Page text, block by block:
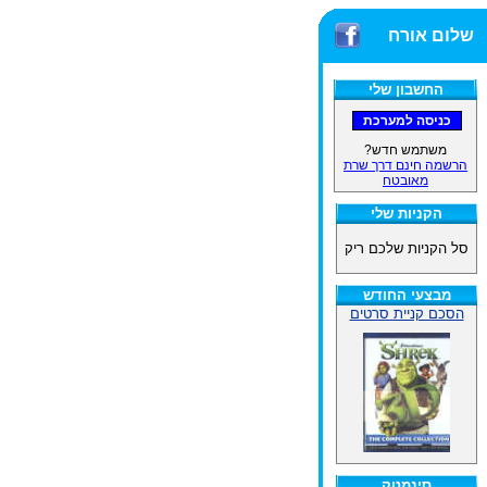
שלום אורח
החשבון שלי
משתמש חדש?
הרשמה חינם דרך שרת
מאובטח
הקניות שלי
סל הקניות שלכם ריק
מבצעי החודש
הסכם קניית סרטים